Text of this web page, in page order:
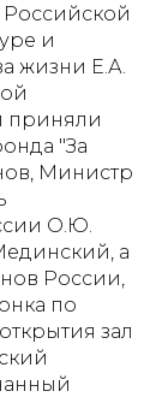
и
жизни Е.А.
приняли
"За
Министр
О.Ю.
а
России,
по
зал